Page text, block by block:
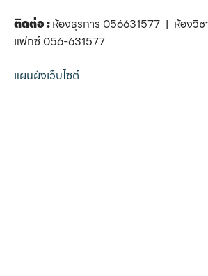
ติดต่อ :ห้องธุรการ 056631577 | ห้องวิ
แฟกซ์ 056-631577
แผนผังเว็บไซต์